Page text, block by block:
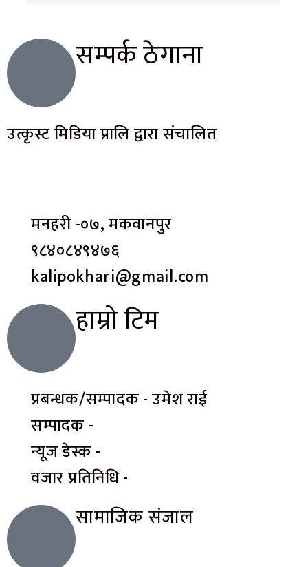
सम्पर्क ठेगाना
उत्कृस्ट मिडिया प्रालि द्वारा संचालित
मनहरी -०७, मकवानपुर
९८४०८४९४७६
kalipokhari@gmail.com
हाम्रो टिम
प्रबन्धक/सम्पादक - उमेश राई
सम्पादक -
न्यूज डेस्क -
वजार प्रतिनिधि -
सामाजिक संजाल